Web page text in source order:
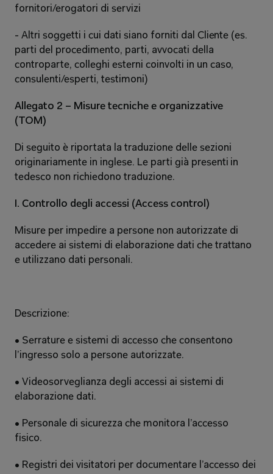
fornitori/erogatori di servizi
- Altri soggetti i cui dati siano forniti dal Cliente (es.
parti del procedimento, parti, avvocati della
controparte, colleghi esterni coinvolti in un caso,
consulenti/esperti, testimoni)
Allegato 2 – Misure tecniche e organizzative
(TOM)
Di seguito è riportata la traduzione delle sezioni
originariamente in inglese. Le parti già presenti in
tedesco non richiedono traduzione.
I. Controllo degli accessi (Access control)
Misure per impedire a persone non autorizzate di
accedere ai sistemi di elaborazione dati che trattano
e utilizzano dati personali.
Descrizione:
• Serrature e sistemi di accesso che consentono
l’ingresso solo a persone autorizzate.
• Videosorveglianza degli accessi ai sistemi di
elaborazione dati.
• Personale di sicurezza che monitora l’accesso
fisico.
• Registri dei visitatori per documentare l’accesso dei